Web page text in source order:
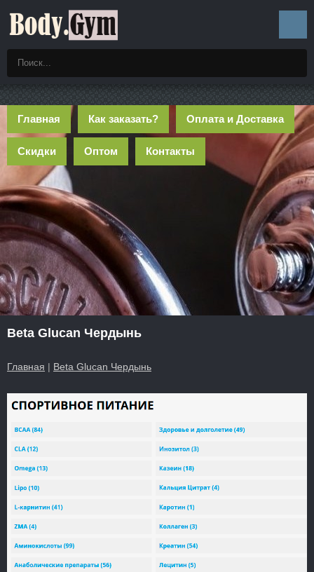
Главная Как заказать? Оплата и Доставка
Скидки Оптом Контакты
Beta Glucan Чердынь
Главная | Beta Glucan Чердынь